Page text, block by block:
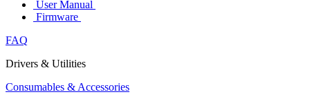
User Manual
Firmware
FAQ
Drivers & Utilities
Consumables & Accessories